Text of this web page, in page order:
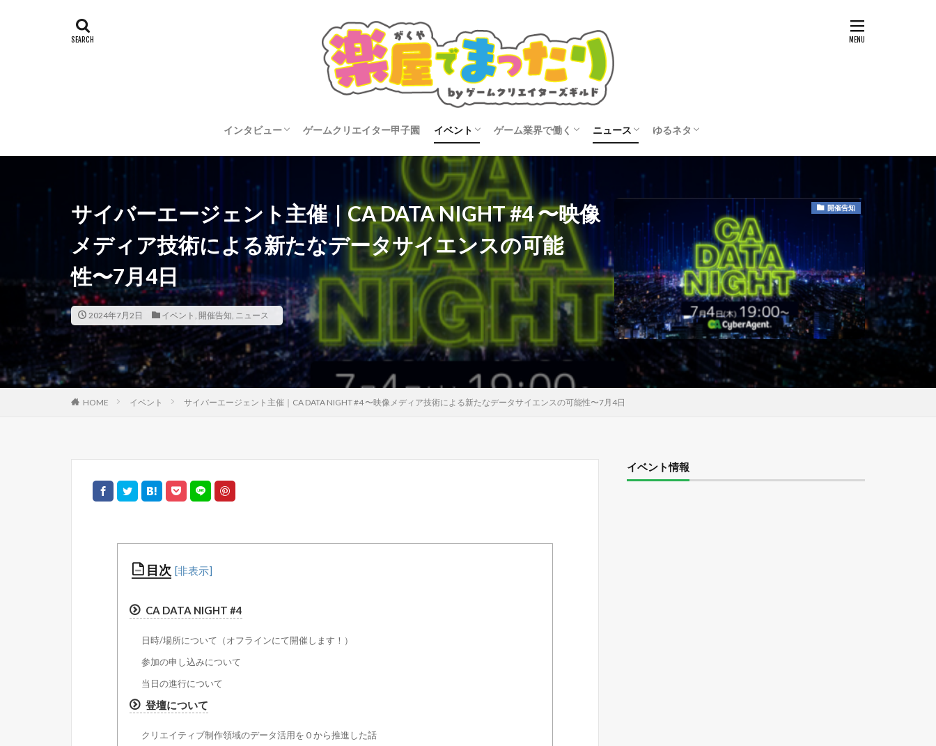
インタビュー
企業インタビュー
クリエイターインタビュー
ゲームクリエイター甲子園 イベント
開催告知
イベントレポート
ゲーム業界で働く
就活
転職
ニュース
コンテスト
ゆるネタ
配信・実況
ボードゲーム
編集部の部屋
サイバーエージェント主催｜CA DATA NIGHT #4 〜映像
メディア技術による新たなデータサイエンスの可能
性〜7月4日
2024年7月2日 イベント , 開催告知, ニュース
開催告知
HOME イベント サイバーエージェント主催｜CA DATA NIGHT #4 〜映像メディア技術による新たなデータサイエンスの可能性〜7月4日
目次
CA DATA NIGHT #4
日時/場所について（オフラインにて開催します！）
参加の申し込みについて
当日の進行について
登壇について
クリエイティブ制作領域のデータ活用を０から推進した話
イベント情報